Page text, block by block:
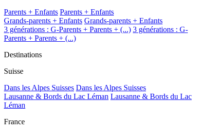
Parents + Enfants Parents + Enfants
Grands-parents + Enfants Grands-parents + Enfants
3 générations : G-Parents + Parents + (...) 3 générations : G-
Parents + Parents + (...)
Destinations
Suisse
Dans les Alpes Suisses Dans les Alpes Suisses
Lausanne & Bords du Lac Léman Lausanne & Bords du Lac
Léman
France